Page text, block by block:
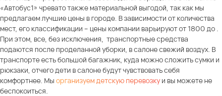
«Автобус1» чревато также материальной выгодой, так как мы
предлагаем лучшие цены в городе. В зависимости от количества
мест, его классификации – цены компании варьируют от 1800 до .
При этом, все, без исключения, транспортные средства
подаются после проделанной уборки, в салоне свежий воздух. В
транспорте есть большой багажник, куда можно сложить сумки и
рюкзаки, отчего дети в салоне будут чувствовать себя
комфортнее. Мы организуем детскую перевозку и вы можете не
беспокоиться.